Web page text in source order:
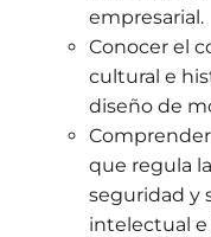
empresarial.
Conocer el
cultural e
diseño de
que regula
seguridad y
intelectual